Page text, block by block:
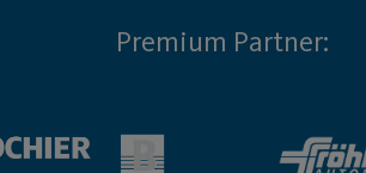
Premium Partner: